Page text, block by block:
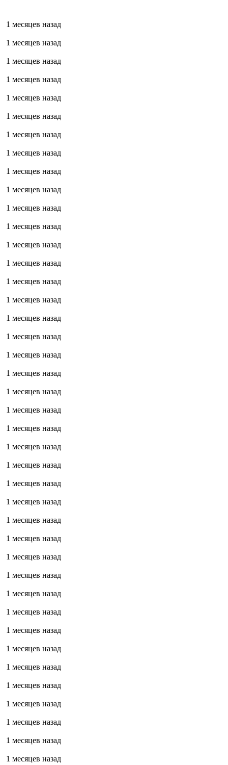
1 месяцев назад
1 месяцев назад
1 месяцев назад
1 месяцев назад
1 месяцев назад
1 месяцев назад
1 месяцев назад
1 месяцев назад
1 месяцев назад
1 месяцев назад
1 месяцев назад
1 месяцев назад
1 месяцев назад
1 месяцев назад
1 месяцев назад
1 месяцев назад
1 месяцев назад
1 месяцев назад
1 месяцев назад
1 месяцев назад
1 месяцев назад
1 месяцев назад
1 месяцев назад
1 месяцев назад
1 месяцев назад
1 месяцев назад
1 месяцев назад
1 месяцев назад
1 месяцев назад
1 месяцев назад
1 месяцев назад
1 месяцев назад
1 месяцев назад
1 месяцев назад
1 месяцев назад
1 месяцев назад
1 месяцев назад
1 месяцев назад
1 месяцев назад
1 месяцев назад
1 месяцев назад